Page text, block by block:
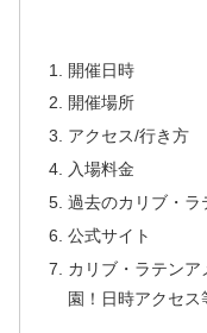
開催日時
開催場所
アクセス/行き方
入場料金
過去のカリブ・
公式サイト
カリブ・ラテン
園！日時アクセ